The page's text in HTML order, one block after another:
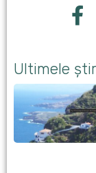
Ultimele